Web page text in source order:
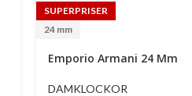
SUPERPRISER
24 mm
Emporio Armani 24 Mm
DAMKLOCKOR